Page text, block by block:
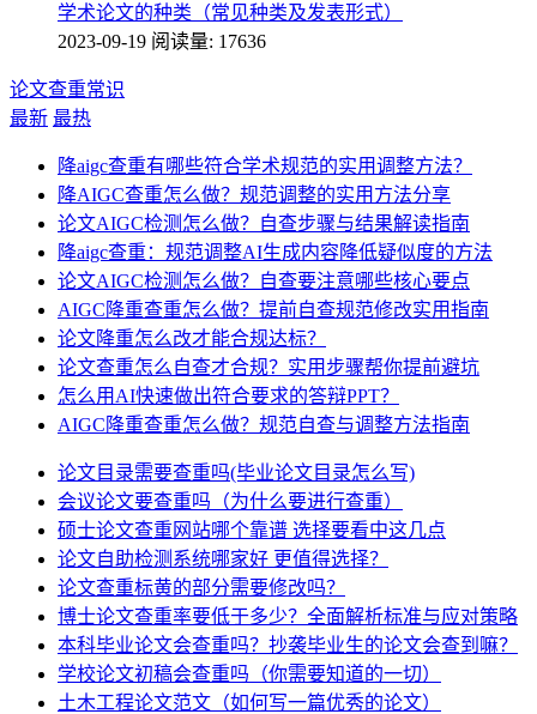
学术论文的种类（常见种类及发表形式）
2023-09-19 阅读量: 17636
论文查重常识
最新 最热
降aigc查重有哪些符合学术规范的实用调整方法？
降AIGC查重怎么做？规范调整的实用方法分享
论文AIGC检测怎么做？自查步骤与结果解读指南
降aigc查重：规范调整AI生成内容降低疑似度的方法
论文AIGC检测怎么做？自查要注意哪些核心要点
AIGC降重查重怎么做？提前自查规范修改实用指南
论文降重怎么改才能合规达标？
论文查重怎么自查才合规？实用步骤帮你提前避坑
怎么用AI快速做出符合要求的答辩PPT？
AIGC降重查重怎么做？规范自查与调整方法指南
论文目录需要查重吗(毕业论文目录怎么写)
会议论文要查重吗（为什么要进行查重）
硕士论文查重网站哪个靠谱 选择要看中这几点
论文自助检测系统哪家好 更值得选择？
论文查重标黄的部分需要修改吗？
博士论文查重率要低于多少？全面解析标准与应对策略
本科毕业论文会查重吗？抄袭毕业生的论文会查到嘛？
学校论文初稿会查重吗（你需要知道的一切）
土木工程论文范文（如何写一篇优秀的论文）